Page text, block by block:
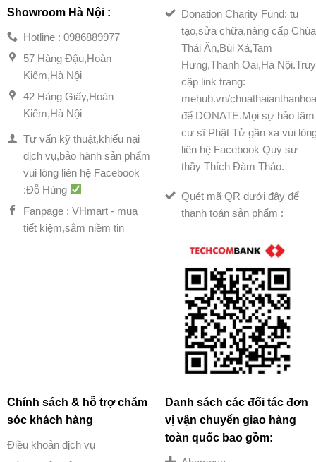
Showroom Hà Nội :
Hotline : 0986889977
57 Hàng Đậu,Hoàn
Kiếm,Hà Nội
42 Hàng Giấy,Hoàn
Kiếm,Hà Nội
Tư vấn kỹ thuật,khiếu nại
dịch vụ,bảo hành sản phẩm
vui lòng liên hệ Facebook
:Đỗ Hùng
Fanpage : VHmart - mua
tiết kiệm,sắm niềm tin
Donation Charity Fund: tu
tạo,sửa chữa,nâng cấp Chùa
Thái Ân,Bùi Xá,Tam
Hưng,Thanh Oai,Hà Nội.Truy
cập link trang:
mehub.vn/
để DONATE.Mọi sự hảo tâm
cư sĩ Phật Tử gần xa vui
liên hệ Facebook Quý sư
thầy Thích Đàm Thảo.
Quét mã QR dưới đây để
thanh toán sản phẩm :
Chính sách & hỗ trợ chăm
sóc khách hàng
Điều khoản dịch vụ
Danh sách các đối tác đơn
vị vận chuyển giao hàng
toàn quốc bao gồm: